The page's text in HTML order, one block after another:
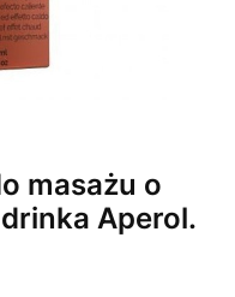
masażu o
Aperol.